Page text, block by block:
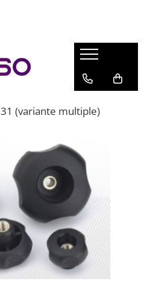
(variante multiple)